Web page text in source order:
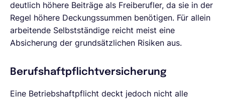
deutlich höhere Beiträge als Freiberufler, da sie in der
Regel höhere Deckungssummen benötigen. Für allein
arbeitende Selbstständige reicht meist eine
Absicherung der grundsätzlichen Risiken aus.
Berufshaftpflichtversicherung
Eine Betriebshaftpflicht deckt jedoch nicht alle